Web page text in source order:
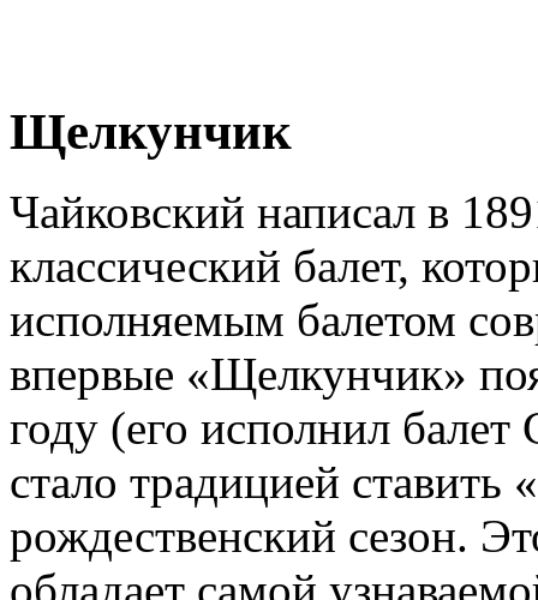
Щелкунчик
Чайковский написал в
классический балет,
исполняемым балетом
впервые «Щелкунчик»
году (его исполнил
стало традицией
рождественский сезон.
обладает самой